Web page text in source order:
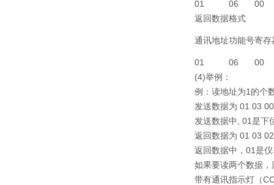
01 06
00
返回数据格式
通讯地址功能号寄存
01 06
00
(4)举例：
例：读地址为1的个
发送数据为 01 03
发送数据中, 01是下
返回数据为 01 03
返回数据中，01是
如果要读两个数据
带有通讯指示灯（